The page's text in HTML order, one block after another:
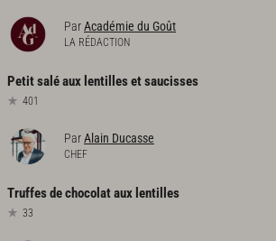
ParAcadémie du Goût
LA RÉDACTION
Petitsaléaux lentillesetsaucisses
401
ParAlain Ducasse
CHEF
Truffesdechocolataux lentilles
33